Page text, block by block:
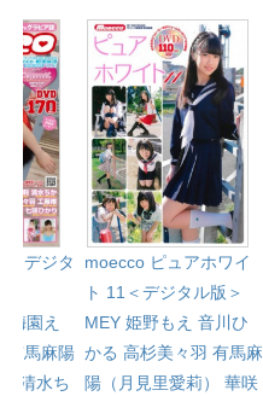
＜デジタ
梅園え
有馬麻陽
清水ち
moecco ピュアホワイ
ト 11＜デジタル版＞
MEY 姫野もえ 音川ひ
かる 高杉美々羽 有馬麻
陽（月見里愛莉）
華咲